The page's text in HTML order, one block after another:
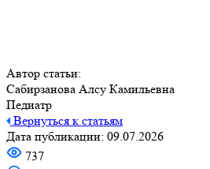
Автор статьи:
Сабирзанова Алсу Камильевна
Педиатр
Вернуться к статьям
Дата публикации: 09.07.2026
737